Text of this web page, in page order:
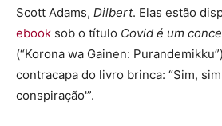
Scott Adams, Dilbert. Elas estão
ebook sob o título Covid é um
(“Korona wa Gainen:
contracapa do livro brinca: “Sim,
conspiração'”.